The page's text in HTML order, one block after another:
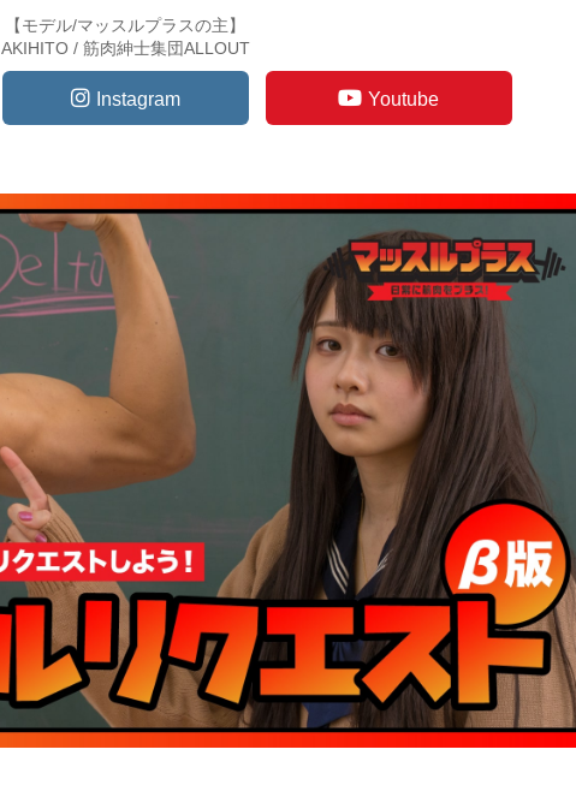
【モデル/マッスルプラスの主】
AKIHITO / 筋肉紳士集団ALLOUT
Instagram Youtube